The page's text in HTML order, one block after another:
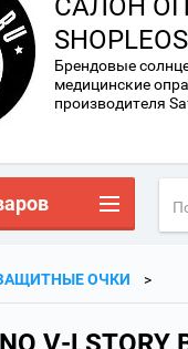
Брендовые
медицинские
производителя
ОЧКИ